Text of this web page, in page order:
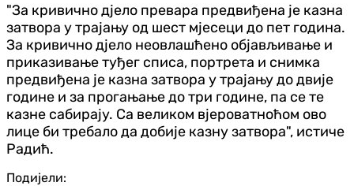
"За кривично дјело превара предвиђена је казна
затвора у трајању од шест мјесеци до пет година.
За кривично дјело неовлашћено објављивање и
приказивање туђег списа, портрета и снимка
предвиђена је казна затвора у трајању до двије
године и за прогањање до три године, па се те
казне сабирају. Са великом вјероватноћом ово
лице би требало да добије казну затвора", истиче
Радић.
Подијели: